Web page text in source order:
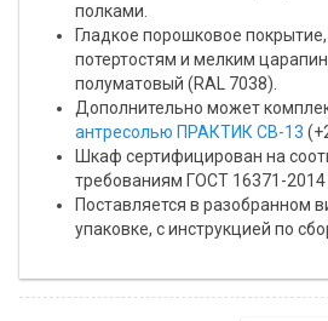
полками.
Гладкое порошковое
потертостям и мелким
полуматовый (RAL 7038).
Дополнительно может
антресолью ПРАКТИК СВ-13
Шкаф сертифицирован на
требованиям ГОСТ 16371-2014
Поставляется в разобранном
упаковке, с инструкцией по